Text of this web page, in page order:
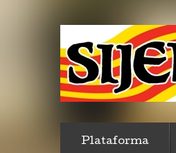
Plataforma